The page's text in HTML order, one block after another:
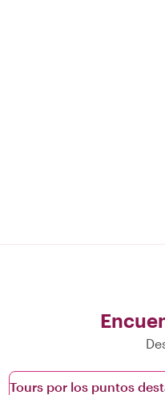
Tours por los puntos